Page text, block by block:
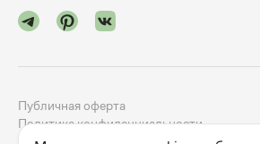
Публичная оферта
Политика конфиденциальности